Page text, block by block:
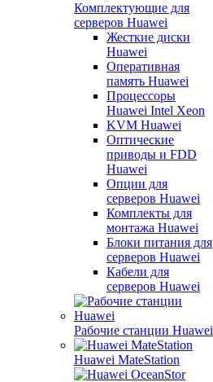
Комплектующие для
серверов Huawei
Жесткие диски
Huawei
Оперативная
память Huawei
Процессоры
Huawei Intel Xeon
KVM Huawei
Оптические
приводы и FDD
Huawei
Опции для
серверов Huawei
Комплекты для
монтажа Huawei
Блоки питания для
серверов Huawei
Кабели для
серверов Huawei
Рабочие станции Huawei
Huawei MateStation